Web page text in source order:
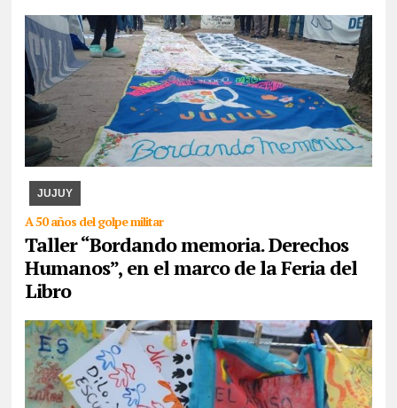
JUJUY
A 50 años del golpe militar
Taller “Bordando memoria. Derechos
Humanos”, en el marco de la Feria del
Libro
07/08/2026 La actividad se desarrollará esta tarde en CAJA. Se
además, quienes participen pod ...